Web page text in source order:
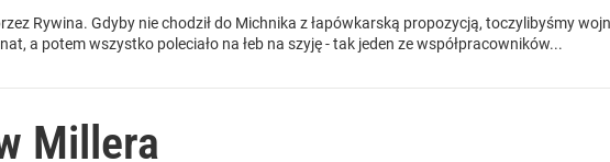
Rywina. Gdyby nie chodził do Michnika z łapówkarską propozycją, toczylibyśmy
a potem wszystko poleciało na łeb na szyję - tak jeden ze współpracowników...
Millera